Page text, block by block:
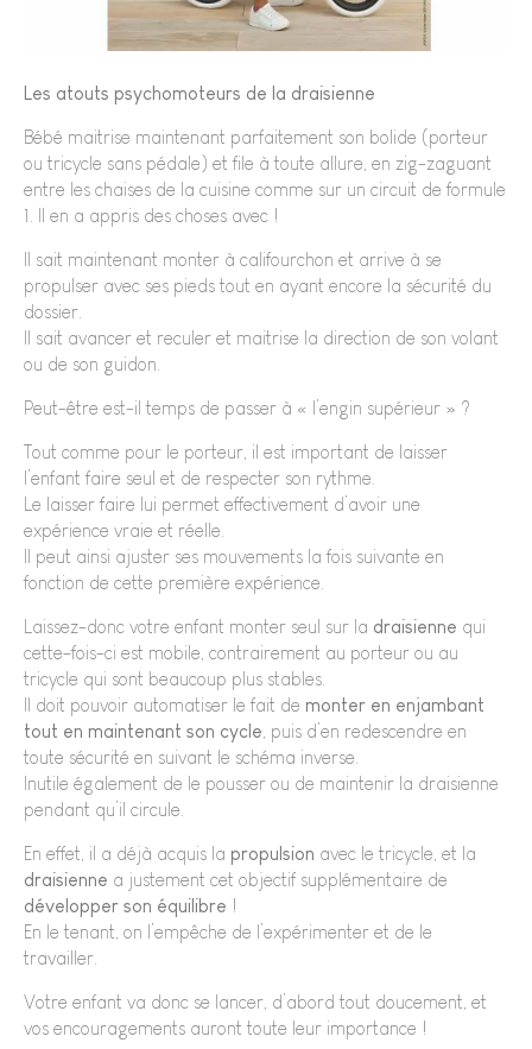
Les atouts psychomoteurs de la draisienne
Bébé maitrise maintenant parfaitement son bolide (porteur
ou tricycle sans pédale) et file à toute allure, en zig-zaguant
entre les chaises de la cuisine comme sur un circuit de formule
1. Il en a appris des choses avec !
Il sait maintenant monter à califourchon et arrive à se
propulser avec ses pieds tout en ayant encore la sécurité du
dossier.
Il sait avancer et reculer et maitrise la direction de son volant
ou de son guidon.
Peut-être est-il temps de passer à « l’engin supérieur » ?
Tout comme pour le porteur, il est important de laisser
l’enfant faire seul et de respecter son rythme.
Le laisser faire lui permet effectivement d’avoir une
expérience vraie et réelle.
Il peut ainsi ajuster ses mouvements la fois suivante en
fonction de cette première expérience.
Laissez-donc votre enfant monter seul sur la draisienne qui
cette-fois-ci est mobile, contrairement au porteur ou au
tricycle qui sont beaucoup plus stables.
Il doit pouvoir automatiser le fait de monter en enjambant
tout en maintenant son cycle , puis d’en redescendre en
toute sécurité en suivant le schéma inverse.
Inutile également de le pousser ou de maintenir la draisienne
pendant qu’il circule.
En effet, il a déjà acquis la propulsion avec le tricycle, et la
draisienne a justement cet objectif supplémentaire de
développer son équilibre !
En le tenant, on l’empêche de l’expérimenter et de le
travailler.
Votre enfant va donc se lancer, d’abord tout doucement, et
vos encouragements auront toute leur importance !